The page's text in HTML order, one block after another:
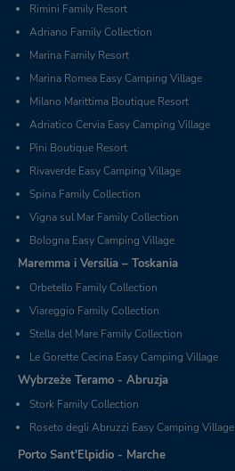
Rimini Family Resort
Adriano Family Collection
Marina Family Resort
Marina Romea Easy Camping Village
Milano Marittima Boutique Resort
Adriatico Cervia Easy Camping Village
Pini Boutique Resort
Rivaverde Easy Camping Village
Spina Family Collection
Vigna sul Mar Family Collection
Bologna Easy Camping Village
Maremma i Versilia – Toskania
Orbetello Family Collection
Viareggio Family Collection
Stella del Mare Family Collection
Le Gorette Cecina Easy Camping Village
Wybrzeże Teramo - Abruzja
Stork Family Collection
Roseto degli Abruzzi Easy Camping Village
Porto Sant'Elpidio - Marche